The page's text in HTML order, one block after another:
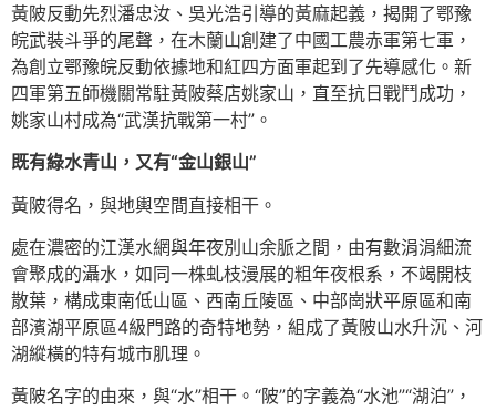
黃陂反動先烈潘忠汝、吳光浩引導的黃麻起義，揭開了鄂豫
皖武裝斗爭的尾聲，在木蘭山創建了中國工農赤軍第七軍，
為創立鄂豫皖反動依據地和紅四方面軍起到了先導感化。新
四軍第五師機關常駐黃陂蔡店姚家山，直至抗日戰鬥成功，
姚家山村成為“武漢抗戰第一村”。
既有綠水青山，又有“金山銀山”
黃陂得名，與地輿空間直接相干。
處在濃密的江漢水網與年夜別山余脈之間，由有數涓涓細流
會聚成的灄水，如同一株虬枝漫展的粗年夜根系，不竭開枝
散葉，構成東南低山區、西南丘陵區、中部崗狀平原區和南
部濱湖平原區4級門路的奇特地勢，組成了黃陂山水升沉、河
湖縱橫的特有城市肌理。
黃陂名字的由來，與“水”相干。“陂”的字義為“水池”“湖泊”，